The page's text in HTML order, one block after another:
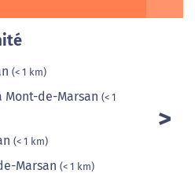
(< 1 km)
Mont-de-Marsan (< 1
(< 1 km)
Marsan (< 1 km)